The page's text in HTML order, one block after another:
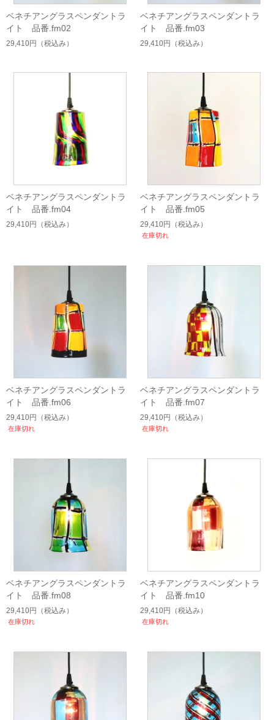
ベネチアングラスペンダントラ
イト 品番.fm02
29,410円 （税込み）
ベネチアングラスペンダントラ
イト 品番.fm03
29,410円 （税込み）
ベネチアングラスペンダントラ
イト 品番.fm04
29,410円 （税込み）
ベネチアングラスペンダントラ
イト 品番.fm05
29,410円 （税込み）
在庫切れ
ベネチアングラスペンダントラ
イト 品番.fm06
29,410円 （税込み）
在庫切れ
ベネチアングラスペンダントラ
イト 品番.fm07
29,410円 （税込み）
在庫切れ
ベネチアングラスペンダントラ
イト 品番.fm08
29,410円 （税込み）
在庫切れ
ベネチアングラスペンダントラ
イト 品番.fm10
29,410円 （税込み）
在庫切れ